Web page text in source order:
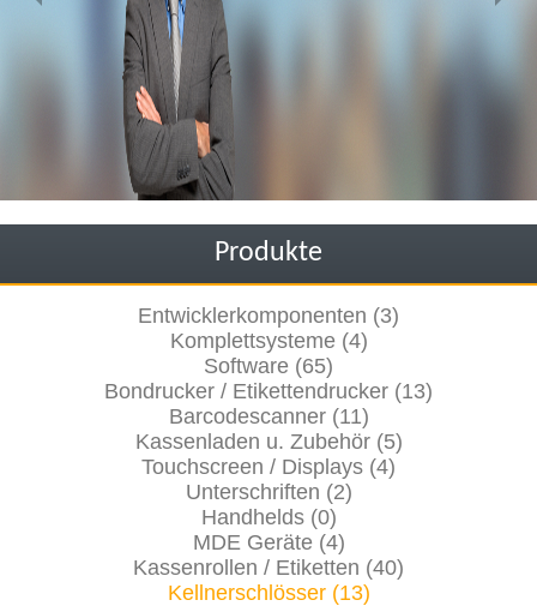
Produkte
Entwicklerkomponenten (3)
Komplettsysteme (4)
Software (65)
Bondrucker / Etikettendrucker (13)
Barcodescanner (11)
Kassenladen u. Zubehör (5)
Touchscreen / Displays (4)
Unterschriften (2)
Handhelds (0)
MDE Geräte (4)
Kassenrollen / Etiketten (40)
Kellnerschlösser (13)